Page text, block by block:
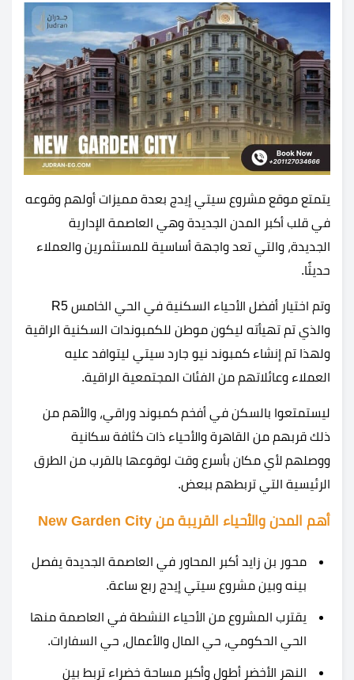
يتمتع موقع مشروع سيتي إيدج بعدة مميزات أولهم وقوعه
في قلب أكبر المدن الجديدة وهي العاصمة الإدارية
الجديدة، والتي تعد واجهة أساسية للمستثمرين والعملاء
حديثًا.
وتم اختيار أفضل الأحياء السكنية في الحي الخامس R5
والذي تم تهيأته ليكون موطن للكمبوندات السكنية الراقية
ولهذا تم إنشاء كمبوند نيو جارد سيتي ليتوافد عليه
العملاء وعائلاتهم من الفئات المجتمعية الراقية.
ليستمتعوا بالسكن في أفخم كمبوند وراقي، والأهم من
ذلك قربهم من القاهرة والأحياء ذات كثافة سكانية
ووصلهم لأي مكان بأسرع وقت لوقوعها بالقرب من الطرق
الرئيسية التي تربطهم ببعض.
أهم المدن والأحياء القريبة من New Garden City
محور بن زايد أكبر المحاور في العاصمة الجديدة يفصل
بينه وبين مشروع سيتي إيدج ربع ساعة.
يقترب المشروع من الأحياء النشطة في العاصمة منها
الحي الحكومي، حي المال والأعمال، حي السفارات.
النهر الأخضر أطول وأكبر مساحة خضراء تربط بين